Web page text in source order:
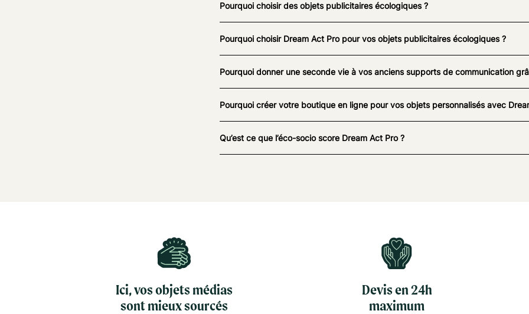
Pourquoi choisir des objets publicitaires écologiques ?
Pourquoi choisir Dream Act Pro pour vos objets publicitaires écologiques ?
Pourquoi donner une seconde vie à vos anciens supports de communication
Pourquoi créer votre boutique en ligne pour vos objets personnalisés avec
Qu’est ce que l’éco-socio score Dream Act Pro ?
Ici, vos objets médias
sont mieux sourcés
Devis en 24h
maximum